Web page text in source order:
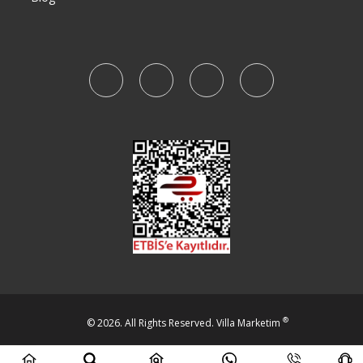
© 2026. All Rights Reserved. Villa Marketim ®
Beta IT Solutions